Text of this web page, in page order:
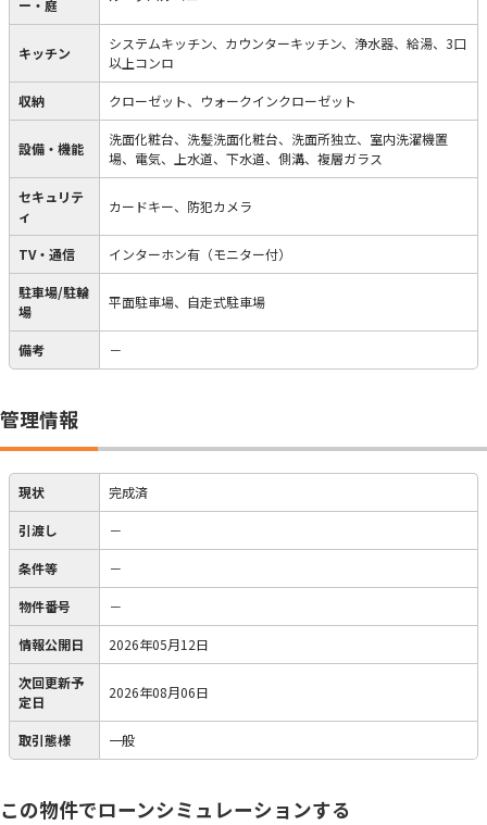
ー・庭
キッチン
システムキッチン、カウンターキッチン、浄水器、給湯、3口
以上コンロ
収納 クローゼット、ウォークインクローゼット
設備・機能
洗面化粧台、洗髪洗面化粧台、洗面所独立、室内洗濯機置
場、電気、上水道、下水道、側溝、複層ガラス
セキュリテ
ィ
カードキー、防犯カメラ
TV・通信 インターホン有（モニター付）
駐車場/駐輪
場
平面駐車場、自走式駐車場
備考 －
管理情報
現状 完成済
引渡し －
条件等 －
物件番号 －
情報公開日 2026年05月12日
次回更新予
定日
2026年08月06日
取引態様 一般
この物件でローンシミュレーションする